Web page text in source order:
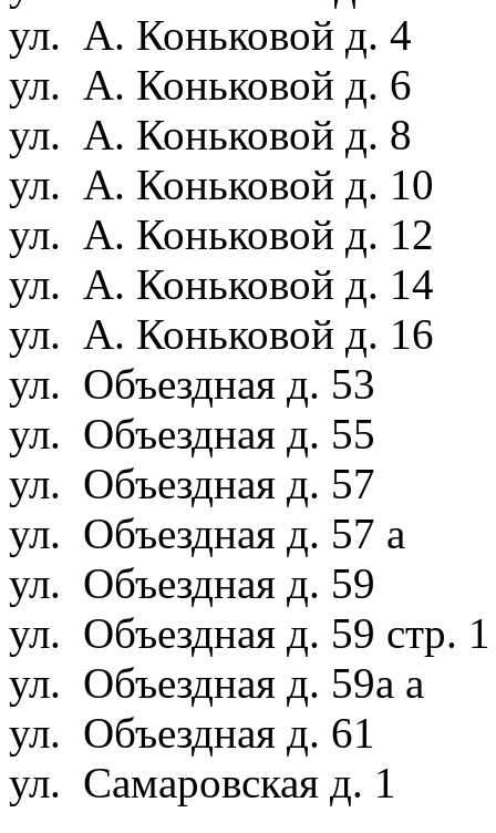
ул. А. Коньковой д. 4
ул. А. Коньковой д. 6
ул. А. Коньковой д. 8
ул. А. Коньковой д. 10
ул. А. Коньковой д. 12
ул. А. Коньковой д. 14
ул. А. Коньковой д. 16
ул. Объездная д. 53
ул. Объездная д. 55
ул. Объездная д. 57
ул. Объездная д. 57 а
ул. Объездная д. 59
ул. Объездная д. 59 стр.
ул. Объездная д. 59а а
ул. Объездная д. 61
ул. Самаровская д. 1